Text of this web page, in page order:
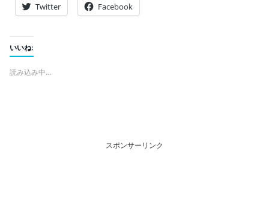
Twitter Facebook
いいね:
読み込み中…
スポンサーリンク